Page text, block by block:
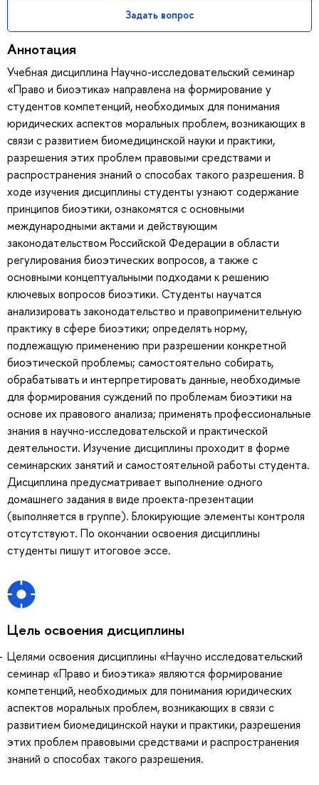
Задать вопрос
Аннотация
Учебная дисциплина Научно-исследовательский семинар
«Право и биоэтика» направлена на формирование у
студентов компетенций, необходимых для понимания
юридических аспектов моральных проблем, возникающих в
связи с развитием биомедицинской науки и практики,
разрешения этих проблем правовыми средствами и
распространения знаний о способах такого разрешения. В
ходе изучения дисциплины студенты узнают содержание
принципов биоэтики, ознакомятся с основными
международными актами и действующим
законодательством Российской Федерации в области
регулирования биоэтических вопросов, а также с
основными концептуальными подходами к решению
ключевых вопросов биоэтики. Студенты научатся
анализировать законодательство и правоприменительную
практику в сфере биоэтики; определять норму,
подлежащую применению при разрешении конкретной
биоэтической проблемы; самостоятельно собирать,
обрабатывать и интерпретировать данные, необходимые
для формирования суждений по проблемам биоэтики на
основе их правового анализа; применять профессиональные
знания в научно-исследовательской и практической
деятельности. Изучение дисциплины проходит в форме
семинарских занятий и самостоятельной работы студента.
Дисциплина предусматривает выполнение одного
домашнего задания в виде проекта-презентации
(выполняется в группе). Блокирующие элементы контроля
отсутствуют. По окончании освоения дисциплины
студенты пишут итоговое эссе.
Цель освоения дисциплины
Целями освоения дисциплины «Научно исследовательский
семинар «Право и биоэтика» являются формирование
компетенций, необходимых для понимания юридических
аспектов моральных проблем, возникающих в связи с
развитием биомедицинской науки и практики, разрешения
этих проблем правовыми средствами и распространения
знаний о способах такого разрешения.